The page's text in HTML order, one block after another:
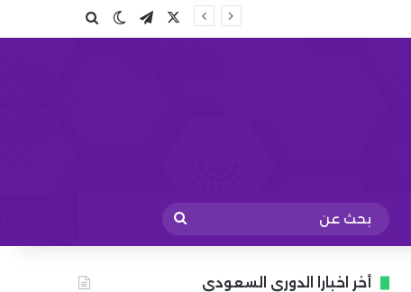
تيلقرامالوضع المظلم
بحث عن
بحث
عن
أخر اخبارا الدوري السعودي